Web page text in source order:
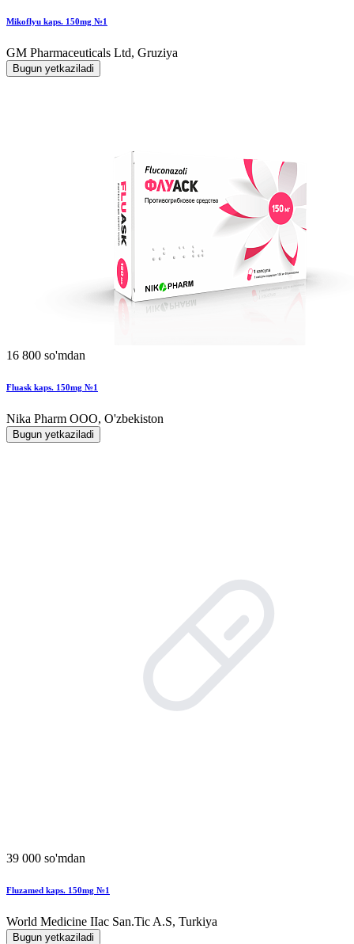
Mikoflyu kaps. 150mg №1
GM Pharmaceuticals Ltd, Gruziya
Bugun yetkaziladi
16 800 so'mdan
Fluask kaps. 150mg №1
Nika Pharm ООО, O'zbekiston
Bugun yetkaziladi
39 000 so'mdan
Fluzamed kaps. 150mg №1
World Мedicine IIac San.Tic A.S, Turkiya
Bugun yetkaziladi